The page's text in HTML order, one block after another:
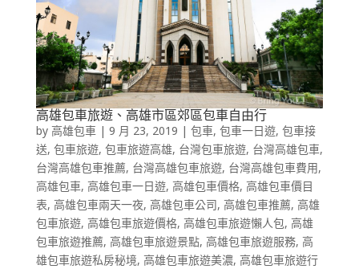
高雄包車旅遊、高雄市區郊區包車自由行
by 高雄包車 | 9 月 23, 2019 | 包車, 包車一日遊, 包車接
送, 包車旅遊, 包車旅遊高雄, 台灣包車旅遊, 台灣高雄包車,
台灣高雄包車推薦, 台灣高雄包車旅遊, 台灣高雄包車費用,
高雄包車, 高雄包車一日遊, 高雄包車價格, 高雄包車價目
表, 高雄包車兩天一夜, 高雄包車公司, 高雄包車推薦, 高雄
包車旅遊, 高雄包車旅遊價格, 高雄包車旅遊懶人包, 高雄
包車旅遊推薦, 高雄包車旅遊景點, 高雄包車旅遊服務, 高
雄包車旅遊私房秘境, 高雄包車旅遊美濃, 高雄包車旅遊行